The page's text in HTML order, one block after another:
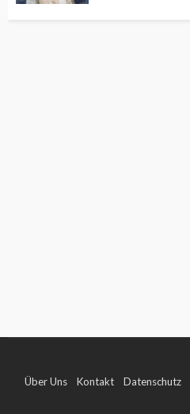
Über Uns Kontakt Datenschutz